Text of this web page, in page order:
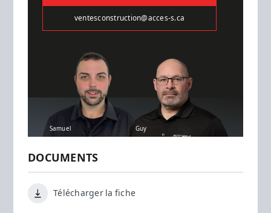
ventesconstruction@acces-s.ca
Samuel Guy
DOCUMENTS
Télécharger la fiche